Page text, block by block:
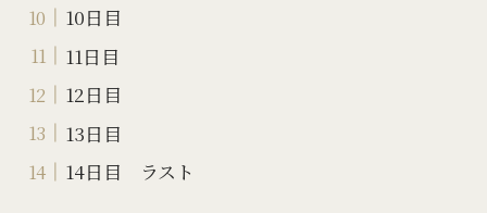
10日目
11日目
12日目
13日目
14日目 ラスト